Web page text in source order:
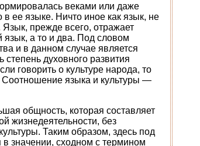
веками или даже
ее языке. Ничто иное как язык, не
Язык, прежде всего, отражает
язык, а то и два. Под словом
и в данном случае является
духовного развития
говорить о культуре народа, то
Соотношение языка и культуры —
общность, которая составляет
жизнедеятельности, без
Таким образом, здесь под
в значении, сходном с термином